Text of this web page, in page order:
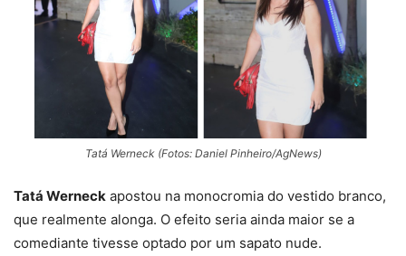
Tatá Werneck (Fotos: Daniel Pinheiro/AgNews)
Tatá Werneck apostou na monocromia do vestido branco,
que realmente alonga. O efeito seria ainda maior se a
comediante tivesse optado por um sapato nude.